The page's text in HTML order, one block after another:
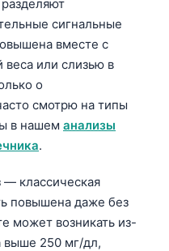
сигнальные
вместе с
веса или слизью в
о
смотрю на типы
в нашем анализы
.
— классическая
повышена даже без
может возникать из-
выше 250 мг/дл,